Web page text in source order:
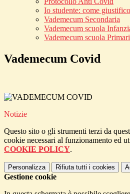
Io studente: come
Vademecum Secondaria
Vademecum scuola
Vademecum scuola
Vademecum Covid
Notizie
Questo sito o gli strumenti terzi da
cookie necessari al funzionamento ed
COOKIE POLICY.
Personalizza Rifiuta tutti i cookies
Gestione cookie